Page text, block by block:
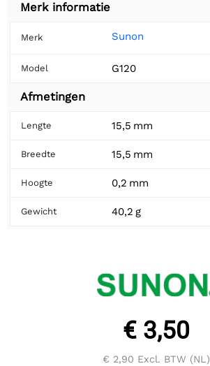
Merk informatie
Merk Sunon
Model G120
Afmetingen
Lengte 15,5 mm
Breedte 15,5 mm
Hoogte 0,2 mm
Gewicht 40,2 g
€ 3,50
€ 2,90 Excl. BTW (NL)